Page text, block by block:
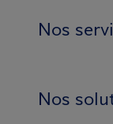
Nos
Nos